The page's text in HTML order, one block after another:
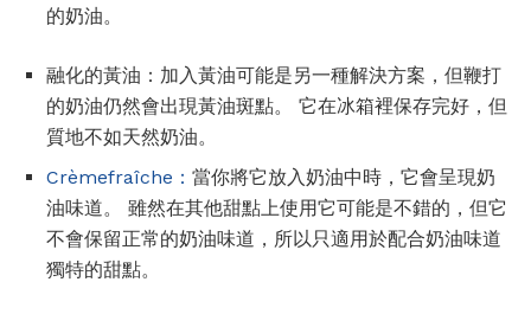
的奶油。
融化的黃油：加入黃油可能是另一種解決方案，但鞭打
的奶油仍然會出現黃油斑點。 它在冰箱裡保存完好，但
質地不如天然奶油。
Crèmefraîche： 當你將它放入奶油中時，它會呈現奶
油味道。 雖然在其他甜點上使用它可能是不錯的，但它
不會保留正常的奶油味道，所以只適用於配合奶油味道
獨特的甜點。